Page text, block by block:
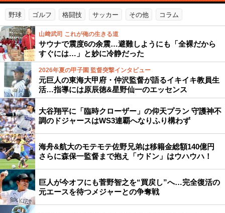
野球 ゴルフ 格闘技 サッカー その他 コラム
山﨑武司 これが俺の生きる道
サウナで震度6の余震…避難しようにも「全裸だから
すぐには…」と妙に冷静だった
2026年夏の甲子園 監督突撃インタビュー
元巨人の東海大甲府・仲沢監督が語るイキイキ教員生
活…指導には原辰徳&星野仙一のエッセンス
大谷翔平に「臨時クローザー」の仰天プラン 守護神不
調のドジャースはWS3連覇へなりふり構わず
海舟&航大のモテモテ佐野兄弟は移籍金総額140億円
さらに森保一監督まで抱え「ウドン」はウハウハ！
巨人が今オフにも菅野智之を“買戻し”へ…完全復活の
元エースを待つメジャーとの争奪戦